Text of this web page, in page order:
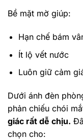
Bề mặt mờ giúp:
Hạn chế bám
Ít lộ vết nước
Luôn giữ cảm
Dưới ánh đèn
phản chiếu chói
giác rất dễ chịu.
chọn cho: